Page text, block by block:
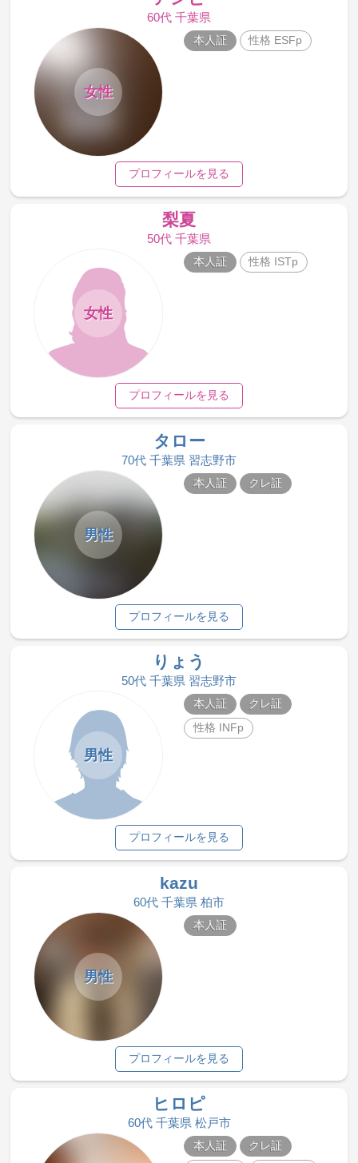
60代 千葉県
女性
本人証 性格 ESFp
プロフィールを見る
梨夏
50代 千葉県
女性
本人証 性格 ISTp
プロフィールを見る
タロー
70代 千葉県 習志野市
男性
本人証 クレ証
プロフィールを見る
りょう
50代 千葉県 習志野市
男性
本人証
クレ証
性格 INFp
プロフィールを見る
kazu
60代 千葉県 柏市
男性
本人証
プロフィールを見る
ヒロピ
60代 千葉県 松戸市
本人証
クレ証